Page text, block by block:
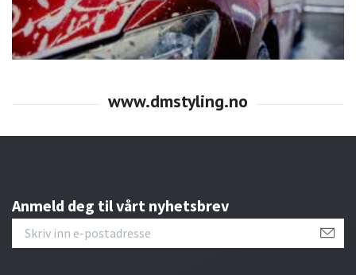
Anmeld deg til vårt nyhetsbrev